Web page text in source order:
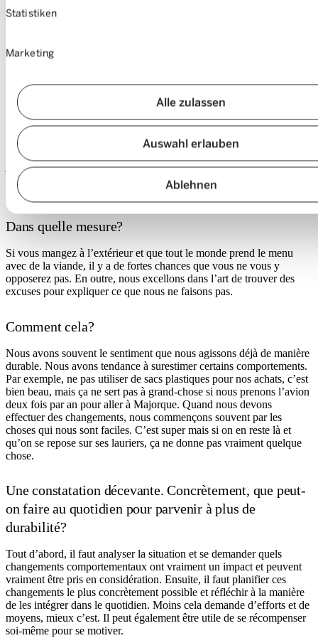
Statistiken
Marketing
Alle zulassen
Auswahl erlauben
Ablehnen
dans notre comportement. C’est ce qu’on appelle l’écart entre
Prenons l’alimentation: je connais les recettes que je prépare
régulièrement et j’achète toujours des produits similaires. Pour
cuisiner végan ou végétarien, je dois changer de recettes et acheter
d’autres produits. Ça peut être fatigant au début et il peut arriver de
ne plus y penser quand le quotidien est stressant. Arrivée à la caisse,
je constate que ce sont les produits habituels qui se trouvent dans le
chariot, alors que j’avais prévu autre chose. Les normes sociales
influencent également notre comportement.
Dans quelle mesure?
Si vous mangez à l’extérieur et que tout le monde prend le menu
avec de la viande, il y a de fortes chances que vous ne vous y
opposerez pas. En outre, nous excellons dans l’art de trouver des
excuses pour expliquer ce que nous ne faisons pas.
Comment cela?
Nous avons souvent le sentiment que nous agissons déjà de manière
durable. Nous avons tendance à surestimer certains comportements.
Par exemple, ne pas utiliser de sacs plastiques pour nos achats, c’est
bien beau, mais ça ne sert pas à grand-chose si nous prenons l’avion
deux fois par an pour aller à Majorque. Quand nous devons
effectuer des changements, nous commençons souvent par les
choses qui nous sont faciles. C’est super mais si on en reste là et
qu’on se repose sur ses lauriers, ça ne donne pas vraiment quelque
chose.
Une constatation décevante. Concrètement, que peut-
on faire au quotidien pour parvenir à plus de
durabilité?
Tout d’abord, il faut analyser la situation et se demander quels
changements comportementaux ont vraiment un impact et peuvent
vraiment être pris en considération. Ensuite, il faut planifier ces
changements le plus concrètement possible et réfléchir à la manière
de les intégrer dans le quotidien. Moins cela demande d’efforts et de
moyens, mieux c’est. Il peut également être utile de se récompenser
soi-même pour se motiver.